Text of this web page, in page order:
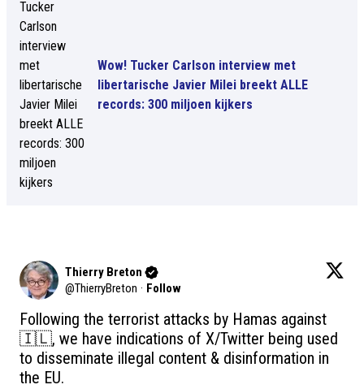
Wow! Tucker Carlson interview met
libertarische Javier Milei breekt ALLE
records: 300 miljoen kijkers
Thierry Breton
@ThierryBreton · Follow
Following the terrorist attacks by Hamas against
🇮🇱, we have indications of X/Twitter being used
to disseminate illegal content & disinformation in
the EU.